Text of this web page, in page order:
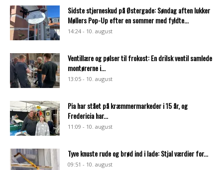
Sidste stjerneskud på Østergade: Søndag aften lukker
Møllers Pop-Up efter en sommer med fyldte...
14:24 - 10. august
Ventillære og pølser til frokost: En drilsk ventil samlede
montørerne i...
13:05 - 10. august
Pia har stået på kræmmermarkeder i 15 år, og
Fredericia har...
11:09 - 10. august
Tyve knuste rude og brød ind i lade: Stjal værdier for...
09:51 - 10. august